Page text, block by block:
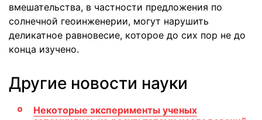
вмешательства, в частности предложения по
солнечной геоинженерии, могут нарушить
деликатное равновесие, которое до сих пор не до
конца изучено.
Другие новости науки
Некоторые эксперименты ученых